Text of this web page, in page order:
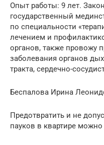
Опыт работы: 9 лет.
государственный
по специальности
лечением и
органов, также провожу
заболевания органов
тракта, сердечно-
Беспалова Ирина
Предотвратить и не
пауков в квартире